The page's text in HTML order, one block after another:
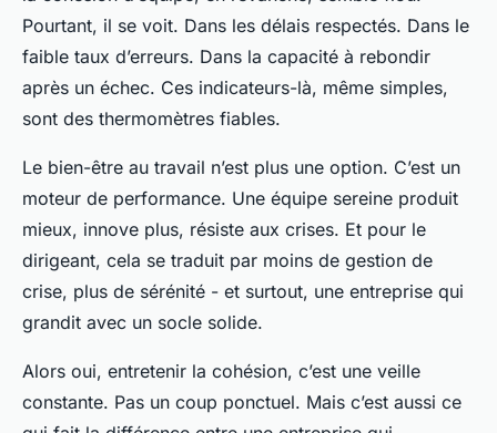
Pourtant, il se voit. Dans les délais respectés. Dans le
faible taux d’erreurs. Dans la capacité à rebondir
après un échec. Ces indicateurs-là, même simples,
sont des thermomètres fiables.
Le bien-être au travail n’est plus une option. C’est un
moteur de performance. Une équipe sereine produit
mieux, innove plus, résiste aux crises. Et pour le
dirigeant, cela se traduit par moins de gestion de
crise, plus de sérénité - et surtout, une entreprise qui
grandit avec un socle solide.
Alors oui, entretenir la cohésion, c’est une veille
constante. Pas un coup ponctuel. Mais c’est aussi ce